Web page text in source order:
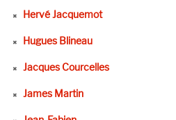
Hervé Jacquemot
Hugues Blineau
Jacques Courcelles
James Martin